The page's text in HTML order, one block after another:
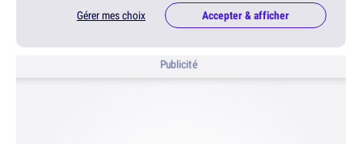
Gérer mes choix Accepter & afficher
Publicité